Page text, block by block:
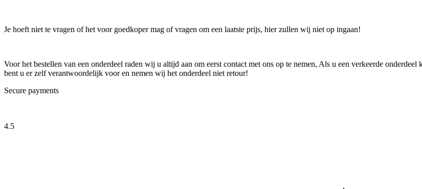
Je hoeft niet te vragen of het voor goedkoper mag of vragen om een laatste prijs, hier zullen wij niet op ingaan!
Voor het bestellen van een onderdeel raden wij u altijd aan om eerst contact met ons op te nemen, Als u een verkeerde
bent u er zelf verantwoordelijk voor en nemen wij het onderdeel niet retour!
Secure payments
4.5